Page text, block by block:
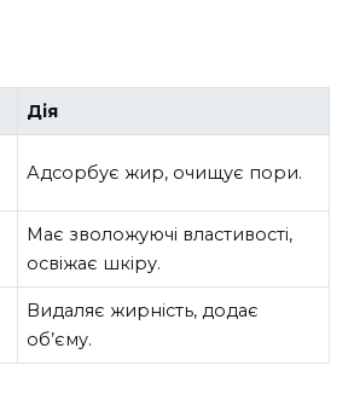
Дія
Адсорбує жир, очищує пори.
Має зволожуючі властивості,
освіжає шкіру.
Видаляє жирність, додає
об’єму.